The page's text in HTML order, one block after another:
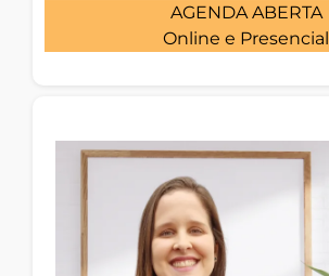
AGENDA ABERTA
Online e Presencial